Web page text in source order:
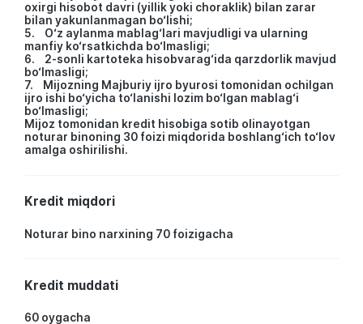
oxirgi hisobot davri (yillik yoki choraklik) bilan zarar
bilan yakunlanmagan bo‘lishi;
5. O‘z aylanma mablag‘lari mavjudligi va ularning
manfiy ko‘rsatkichda bo‘lmasligi;
6. 2-sonli kartoteka hisobvarag‘ida qarzdorlik mavjud
bo‘lmasligi;
7. Mijozning Majburiy ijro byurosi tomonidan ochilgan
ijro ishi bo‘yicha to‘lanishi lozim bo‘lgan mablag‘i
bo‘lmasligi;
Mijoz tomonidan kredit hisobiga sotib olinayotgan
noturar binoning 30 foizi miqdorida boshlang‘ich to‘lov
amalga oshirilishi.
Kredit miqdori
Noturar bino narxining 70 foizigacha
Kredit muddati
60 oygacha